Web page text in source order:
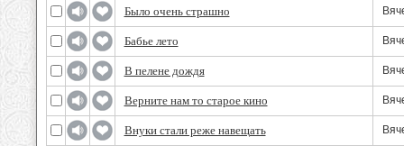
Было очень страшно
Бабье лето
В пелене дождя
Верните нам то старое кино
Внуки стали реже навещать